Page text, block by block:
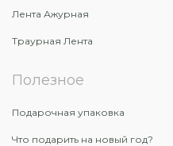
Лента Ажурная
Траурная Лента
Полезное
Подарочная упаковка
Что подарить на новый год?